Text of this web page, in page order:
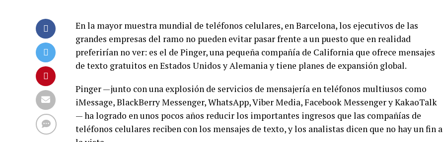
En la mayor muestra mundial de teléfonos celulares, en Barcelona, los ejecutivos de las
grandes empresas del ramo no pueden evitar pasar frente a un puesto que en realidad
preferirían no ver: es el de Pinger, una pequeña compañía de California que ofrece mensajes
de texto gratuitos en Estados Unidos y Alemania y tiene planes de expansión global.
Pinger —junto con una explosión de servicios de mensajería en teléfonos multiusos como
iMessage, BlackBerry Messenger, WhatsApp, Viber Media, Facebook Messenger y KakaoTalk
— ha logrado en unos pocos años reducir los importantes ingresos que las compañías de
teléfonos celulares reciben con los mensajes de texto, y los analistas dicen que no hay un fin a